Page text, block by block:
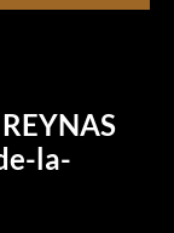
la-